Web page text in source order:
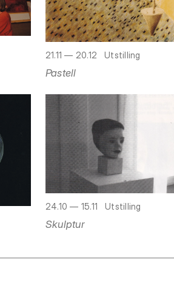
21.11 — 20.12 Utstilling
Pastell
24.10 — 15.11 Utstilling
Skulptur